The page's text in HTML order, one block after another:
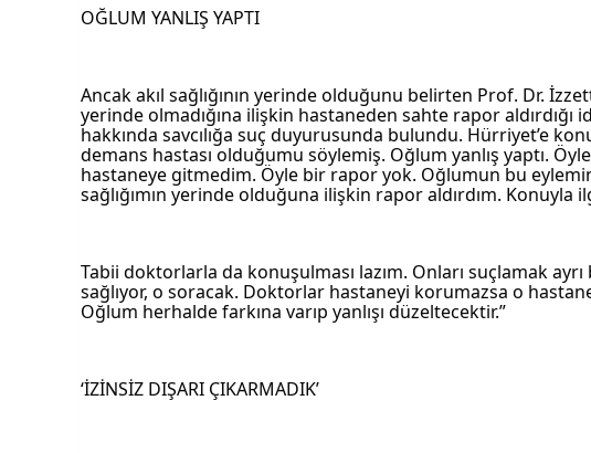
OĞLUM YANLIŞ YAPTI
Ancak akıl sağlığının yerinde olduğunu belirten Prof. Dr.
yerinde olmadığına ilişkin hastaneden sahte rapor aldırdığı
hakkında savcılığa suç duyurusunda bulundu. Hürriyet’e
demans hastası olduğumu söylemiş. Oğlum yanlış yaptı.
hastaneye gitmedim. Öyle bir rapor yok. Oğlumun bu
sağlığımın yerinde olduğuna ilişkin rapor aldırdım.
Tabii doktorlarla da konuşulması lazım. Onları suçlamak
sağlıyor, o soracak. Doktorlar hastaneyi korumazsa o
Oğlum herhalde farkına varıp yanlışı düzeltecektir.”
‘İZİNSİZ DIŞARI ÇIKARMADIK’